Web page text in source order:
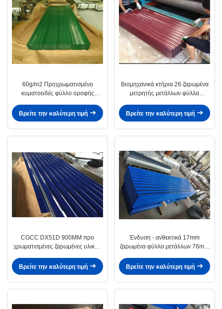
60g/m2 Προχρωματισμένο
κυματοειδές φύλλο οροφής
Βρείτε την καλύτερη τιμή
Βιομηχανικά κτήρια 26 ζαρωμένα
μετρητής μετάλλων φύλλα
σκεπής λεπτά ζαρωμένα
Βρείτε την καλύτερη τιμή
CGCC DX51D 900MM προ
χρωματισμένες ζαρωμένες υλικού
χάλυβα φύλλων καυτές
βυθισμένες γαλβανισμένες
Βρείτε την καλύτερη τιμή
Ένδυση - ανθεκτικά 17mm
ζαρωμένα φύλλα μετάλλων 76mm
Βρείτε την καλύτερη τιμή